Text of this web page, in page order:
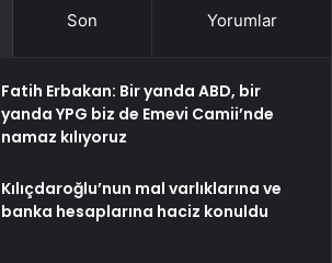
Son Yorumlar
Fatih Erbakan: Bir yanda ABD, bir
yanda YPG biz de Emevi Camii’nde
namaz kılıyoruz
Kılıçdaroğlu’nun mal varlıklarına ve
banka hesaplarına haciz konuldu